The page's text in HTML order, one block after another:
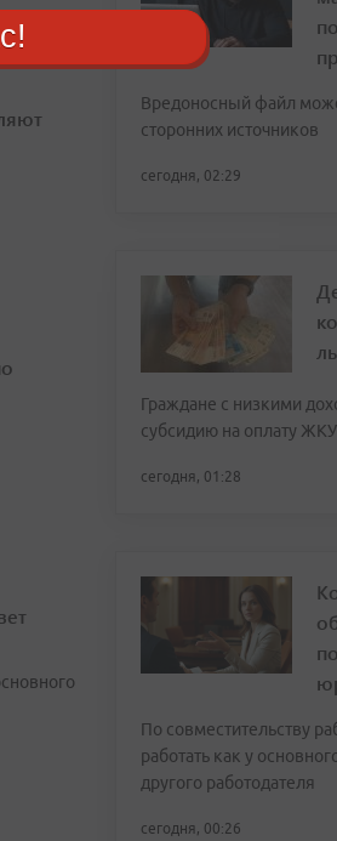
Вредоносный файл
сторонних источников
сегодня, 02:29
Граждане с низкими
субсидию на оплату ЖКУ
сегодня, 01:28
По совместительству
работать как у
другого работодателя
сегодня, 00:26